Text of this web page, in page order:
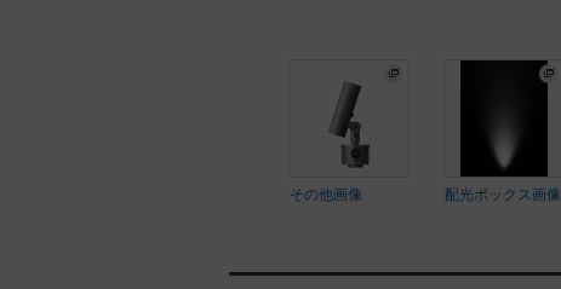
その他画像 配光ボックス画像